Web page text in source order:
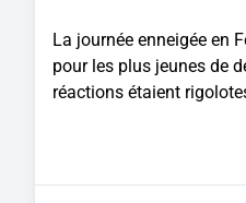
La journée enneigée en
pour les plus jeunes de
réactions étaient